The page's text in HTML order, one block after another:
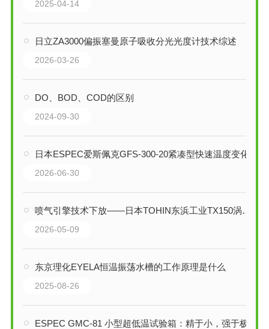
2025-04-14
日立ZA3000偏振塞曼原子吸收分光光度计技术综述
2026-03-26
DO、BOD、COD的区别
2024-09-30
日本ESPEC爱斯佩克GFS-300-20紧凑型快速温度变化湿热试验箱技术解析
2026-06-30
喷气引擎技术下放——日本TOHIN东浜工业TX150涡轮鼓风机技术深度解析
2026-05-09
东京理化EYELA恒温振荡水槽的工作原理是什么
2025-08-26
ESPEC GMC-81 小型超低温试验箱：精于小，强于极